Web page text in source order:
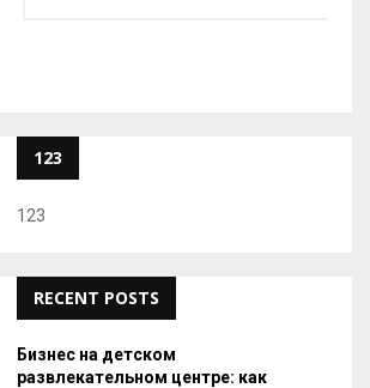
123
123
RECENT POSTS
Бизнес на детском
развлекательном центре: как